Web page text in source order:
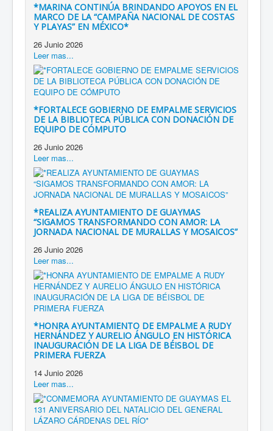
*MARINA CONTINÚA BRINDANDO APOYOS EN EL
MARCO DE LA “CAMPAÑA NACIONAL DE COSTAS
Y PLAYAS” EN MÉXICO*
26 Junio 2026
Leer mas...
*FORTALECE GOBIERNO DE EMPALME SERVICIOS
DE LA BIBLIOTECA PÚBLICA CON DONACIÓN DE
EQUIPO DE CÓMPUTO
26 Junio 2026
Leer mas...
*REALIZA AYUNTAMIENTO DE GUAYMAS
“SIGAMOS TRANSFORMANDO CON AMOR: LA
JORNADA NACIONAL DE MURALLAS Y MOSAICOS”
26 Junio 2026
Leer mas...
*HONRA AYUNTAMIENTO DE EMPALME A RUDY
HERNÁNDEZ Y AURELIO ÁNGULO EN HISTÓRICA
INAUGURACIÓN DE LA LIGA DE BÉISBOL DE
PRIMERA FUERZA
14 Junio 2026
Leer mas...